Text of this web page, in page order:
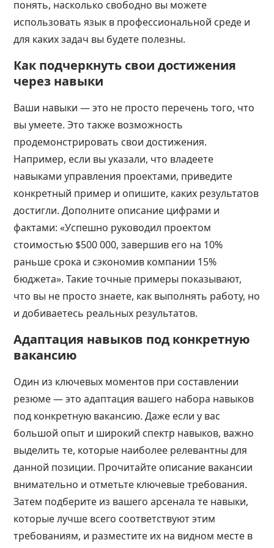
понять, насколько свободно вы можете
использовать язык в профессиональной среде и
для каких задач вы будете полезны.
Как подчеркнуть свои достижения
через навыки
Ваши навыки — это не просто перечень того, что
вы умеете. Это также возможность
продемонстрировать свои достижения.
Например, если вы указали, что владеете
навыками управления проектами, приведите
конкретный пример и опишите, каких результатов
достигли. Дополните описание цифрами и
фактами: «Успешно руководил проектом
стоимостью $500 000, завершив его на 10%
раньше срока и сэкономив компании 15%
бюджета». Такие точные примеры показывают,
что вы не просто знаете, как выполнять работу, но
и добиваетесь реальных результатов.
Адаптация навыков под конкретную
вакансию
Один из ключевых моментов при составлении
резюме — это адаптация вашего набора навыков
под конкретную вакансию. Даже если у вас
большой опыт и широкий спектр навыков, важно
выделить те, которые наиболее релевантны для
данной позиции. Прочитайте описание вакансии
внимательно и отметьте ключевые требования.
Затем подберите из вашего арсенала те навыки,
которые лучше всего соответствуют этим
требованиям, и разместите их на видном месте в